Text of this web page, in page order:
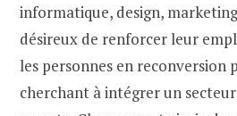
informatique, design,
désireux de renforcer leur
les personnes en reconversion
cherchant à intégrer un